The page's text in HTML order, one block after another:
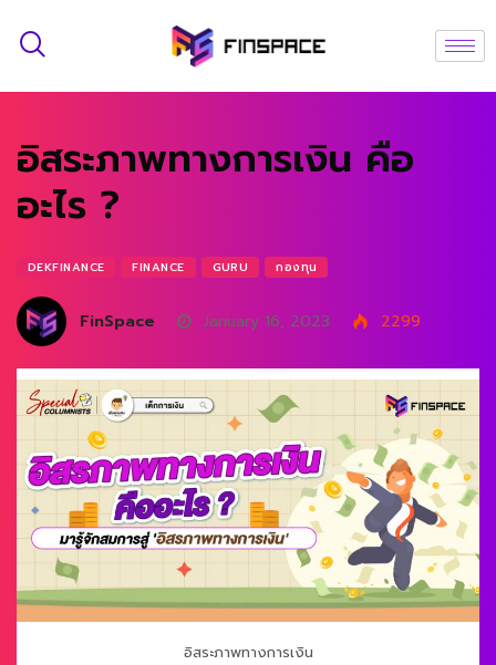
อิสระภาพทางการเงิน คือ
อะไร ?
DEKFINANCE FINANCE GURU กองทุน
FinSpace January 16, 2023 2299
อิสระภาพทางการเงิน